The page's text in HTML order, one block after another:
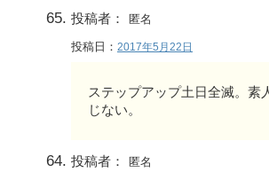
投稿者： 匿名
投稿日： 2017年5月22日
ステップアップ土日全滅。素
じない。
投稿者： 匿名